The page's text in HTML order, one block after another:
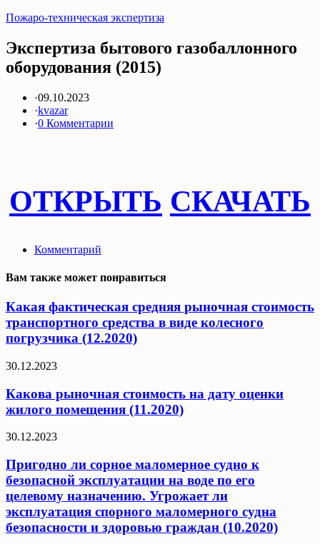
Пожаро-техническая экспертиза
Экспертиза бытового газобаллонного
оборудования (2015)
·09.10.2023
·kvazar
·0 Комментарии
ОТКРЫТЬ СКАЧАТЬ
Комментарий
Вам также может понравиться
Какая фактическая средняя рыночная стоимость
транспортного средства в виде колесного
погрузчика (12.2020)
30.12.2023
Какова рыночная стоимость на дату оценки
жилого помещения (11.2020)
30.12.2023
Пригодно ли сорное маломерное судно к
безопасной эксплуатации на воде по его
целевому назначению. Угрожает ли
эксплуатация спорного маломерного судна
безопасности и здоровью граждан (10.2020)